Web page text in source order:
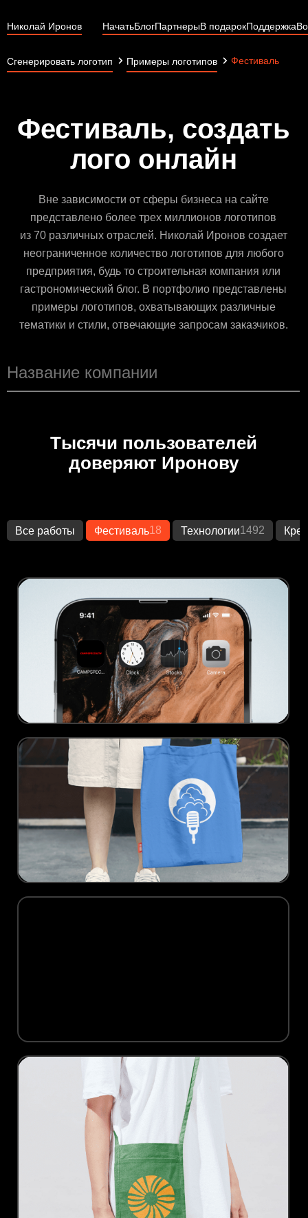
Николай Иронов НачатьБлогПартнерыВ подарокПоддержка
Сгенерировать логотип Примеры логотипов Фестиваль
Фестиваль, создать
лого онлайн
Вне зависимости от сферы бизнеса на сайте
представлено более трех миллионов логотипов
из 70 различных отраслей. Николай Иронов создает
неограниченное количество логотипов для любого
предприятия, будь то строительная компания или
гастрономический блог. В портфолио представлены
примеры логотипов, охватывающих различные
тематики и стили, отвечающие запросам заказчиков.
Тысячи пользователей
доверяют Иронову
Все работы Фестиваль18 Технологии1492